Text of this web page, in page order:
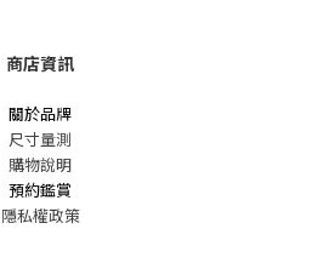
商店資訊
關於品牌
尺寸量測
購物說明
預約鑑賞
隱私權政策